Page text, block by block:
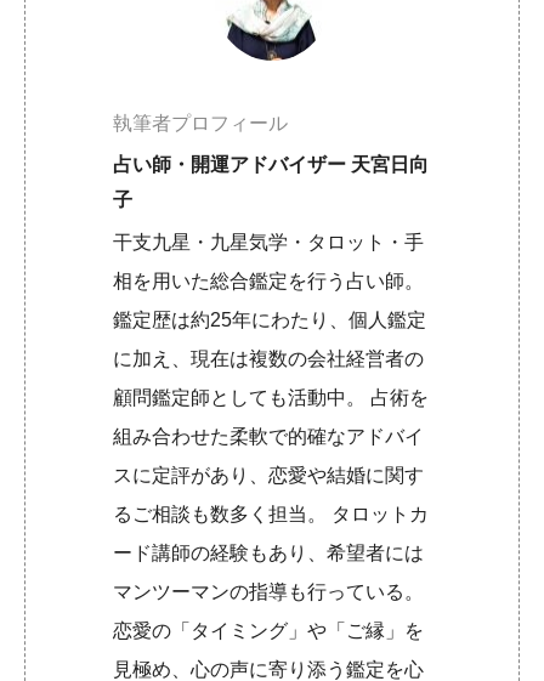
執筆者プロフィール
占い師・開運アドバイザー 天宮日向
子
干支九星・九星気学・タロット・手
相を用いた総合鑑定を行う占い師。
鑑定歴は約25年にわたり、個人鑑定
に加え、現在は複数の会社経営者の
顧問鑑定師としても活動中。 占術を
組み合わせた柔軟で的確なアドバイ
スに定評があり、恋愛や結婚に関す
るご相談も数多く担当。 タロットカ
ード講師の経験もあり、希望者には
マンツーマンの指導も行っている。
恋愛の「タイミング」や「ご縁」を
見極め、心の声に寄り添う鑑定を心